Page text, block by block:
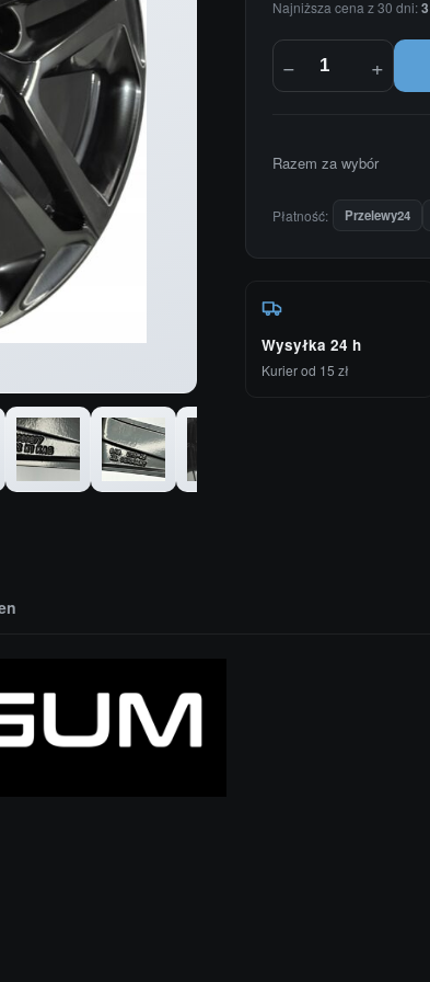
Najniższa cena z 30 dni:
− +
Razem za wybór
Płatność: Przelewy24
Wysyłka 24 h
Kurier od 15 zł